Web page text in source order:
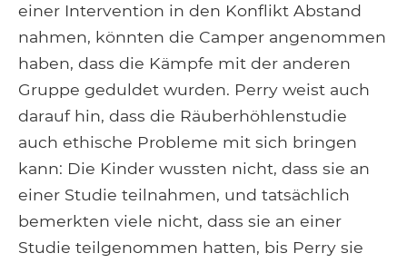
einer Intervention in den Konflikt Abstand
nahmen, könnten die Camper angenommen
haben, dass die Kämpfe mit der anderen
Gruppe geduldet wurden. Perry weist auch
darauf hin, dass die Räuberhöhlenstudie
auch ethische Probleme mit sich bringen
kann: Die Kinder wussten nicht, dass sie an
einer Studie teilnahmen, und tatsächlich
bemerkten viele nicht, dass sie an einer
Studie teilgenommen hatten, bis Perry sie